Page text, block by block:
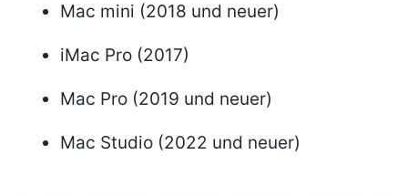
Mac mini (2018 und neuer)
iMac Pro (2017)
Mac Pro (2019 und neuer)
Mac Studio (2022 und neuer)